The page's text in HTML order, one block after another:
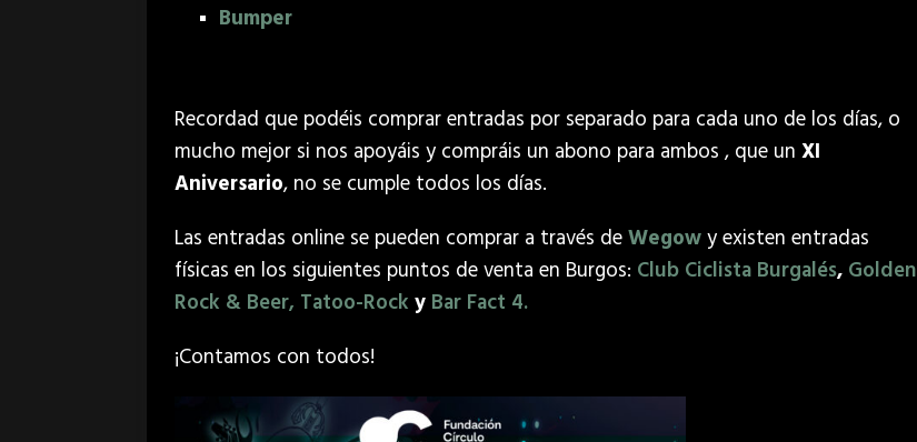
Bumper
Recordad que podéis comprar entradas por separado para cada uno de los días, o
mucho mejor si nos apoyáis y compráis un abono para ambos , que un XI
Aniversario, no se cumple todos los días.
Las entradas online se pueden comprar a través deWegowy existen entradas
físicas en los siguientes puntos de venta en Burgos: Club Ciclista Burgalés, Golden
Rock & Beer, Tatoo-Rock y Bar Fact 4.
¡Contamos con todos!